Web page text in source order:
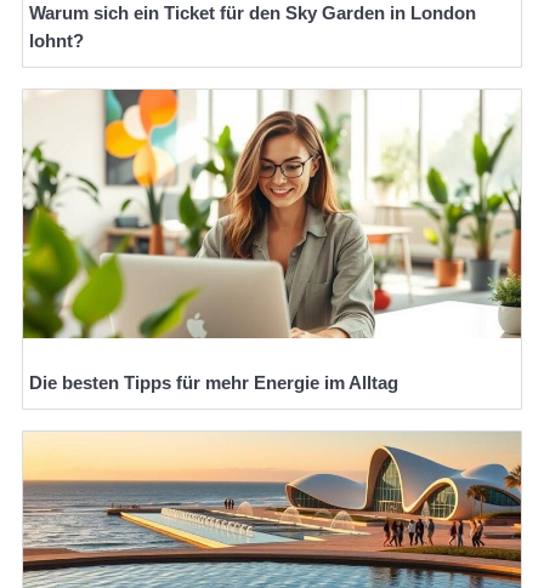
Warum sich ein Ticket für den Sky Garden in London
lohnt?
Die besten Tipps für mehr Energie im Alltag